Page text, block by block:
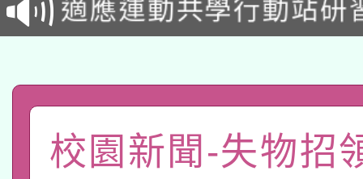
招甄選結果公告(無人
本館辦理115年度閱讀
暨閱讀推動專業研習
科技賦能─人工智慧
礎課程
「數位內容與教學軟體
校園新聞-失物招